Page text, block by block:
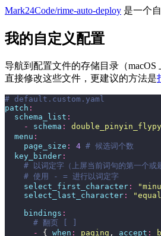
Mark24Code/rime-auto-deploy 是一个
我的自定义配置
导航到配置文件的存储目录（macOS
直接修改这些文件，更建议的方法是
# default.custom.yaml
patch :
  schema_list
:
    -
schema : double_pinyin_flypy
  menu
:
    page_size
: 4 # 候选词个数
  key_binder
:
# 以词定字（上屏当前词句的第一个或
    # 使用 - = 进行以词定字
    select_first_character
: "
    select_last_character
: "equal
    bindings
:
      # 翻页 [ ]
      -
{ when : paging , accept :